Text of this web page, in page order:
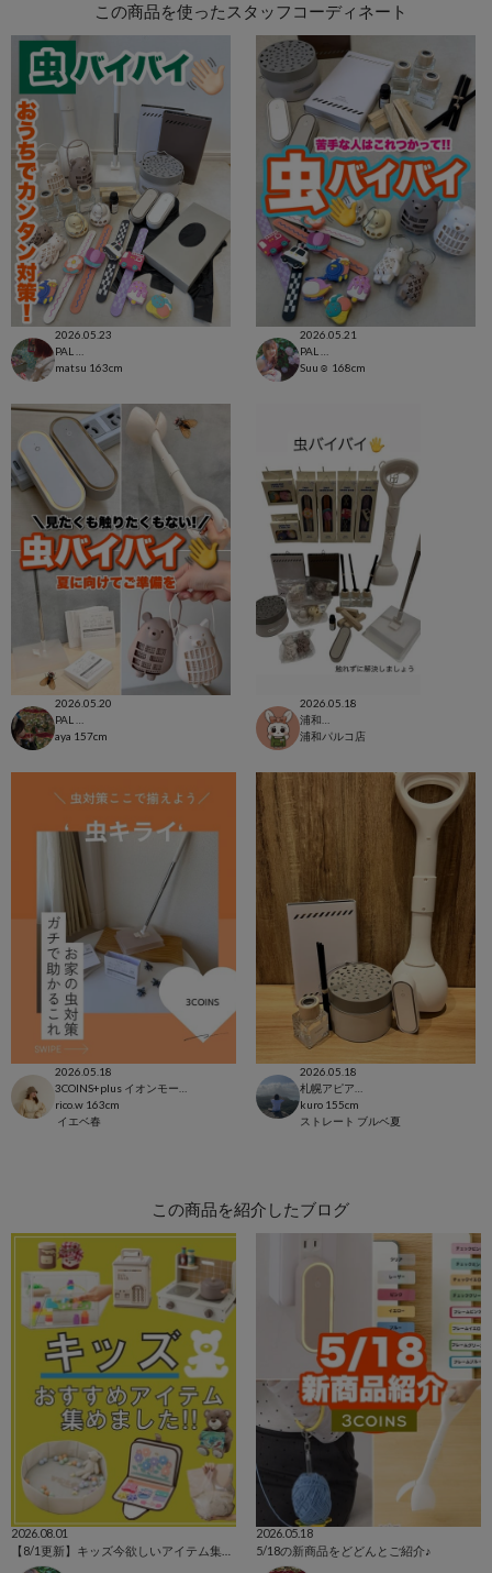
この商品を使ったスタッフコーディネート
2026.05.23
matsu 163cm
2026.05.21
Suu☺︎ 168cm
2026.05.20
aya 157cm
2026.05.18
浦和パルコ店
2026.05.18
rico.w 163cm
イエベ春
2026.05.18
kuro 155cm
ストレート ブルベ夏
この商品を紹介したブログ
2026.08.01
2026.05.18
5/18の新商品をどどんとご紹介♪